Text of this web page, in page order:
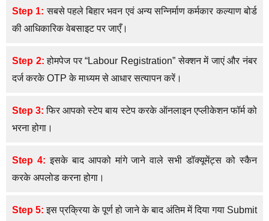
Step 1: सबसे पहले बिहार भवन एवं अन्य सन्निर्माण कर्मकार कल्याण बोर्ड
की आधिकारिक वेबसाइट पर जाएँ।
Step 2: होमपेज पर “Labour Registration” सेक्शन में जाएं और नंबर
दर्ज करके OTP के माध्यम से आधार सत्यापन करें।
Step 3: फिर आपको स्टेप बाय स्टेप करके ऑनलाइन एप्लीकेशन फॉर्म को
भरना होगा।
Step 4: इसके बाद आपको मांगे जाने वाले सभी डॉक्यूमेंट्स को स्कैन
करके अपलोड करना होगा।
Step 5: इस प्रक्रिया के पूर्ण हो जाने के बाद अंतिम में दिया गया Submit